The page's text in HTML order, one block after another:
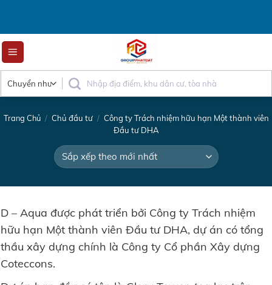
content
Trang Chủ / Chủ đầu tư / Công ty Trách nhiệm hữu hạn Một thành viên
Đầu tư DHA
D – Aqua được phát triển bởi Công ty Trách nhiệm
hữu hạn Một thành viên Đầu tư DHA, dự án có tổng
thầu xây dựng chính là Công ty Cổ phần Xây dựng
Coteccons.